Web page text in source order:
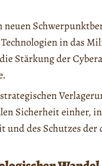
in das
Stärkung der
Sicherheit einher,
und des Schutzes